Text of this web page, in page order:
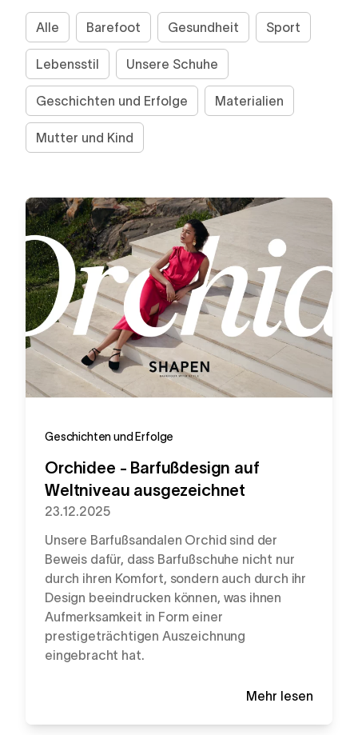
Alle Barefoot Gesundheit Sport
Lebensstil Unsere Schuhe
Geschichten und Erfolge Materialien
Mutter und Kind
Geschichten und Erfolge
Orchidee - Barfußdesign auf
Weltniveau ausgezeichnet
23.12.2025
Unsere Barfußsandalen Orchid sind der
Beweis dafür, dass Barfußschuhe nicht nur
durch ihren Komfort, sondern auch durch ihr
Design beeindrucken können, was ihnen
Aufmerksamkeit in Form einer
prestigeträchtigen Auszeichnung
eingebracht hat.
Mehr lesen